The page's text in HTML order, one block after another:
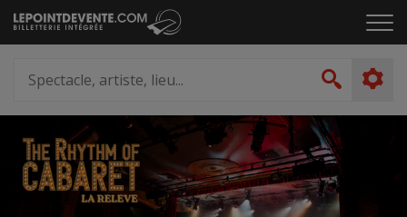
Passer
au
le
artiste,
lieu...